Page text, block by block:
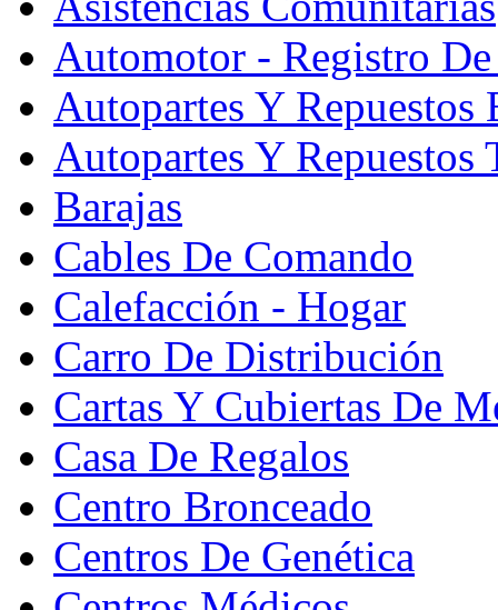
Automotor - Registro
Autopartes Y Repuestos
Autopartes Y Repuestos
Barajas
Cables De Comando
Calefacción - Hogar
Carro De Distribución
Cartas Y Cubiertas De
Casa De Regalos
Centro Bronceado
Centros De Genética